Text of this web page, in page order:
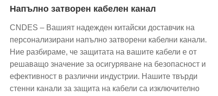
Напълно затворен кабелен канал
CNDES – Вашият надежден китайски доставчик на
персонализирани напълно затворени кабелни канали.
Ние разбираме, че защитата на вашите кабели е от
решаващо значение за осигуряване на безопасност и
ефективност в различни индустрии. Нашите твърди
стенни канали за защита на кабели са изключително